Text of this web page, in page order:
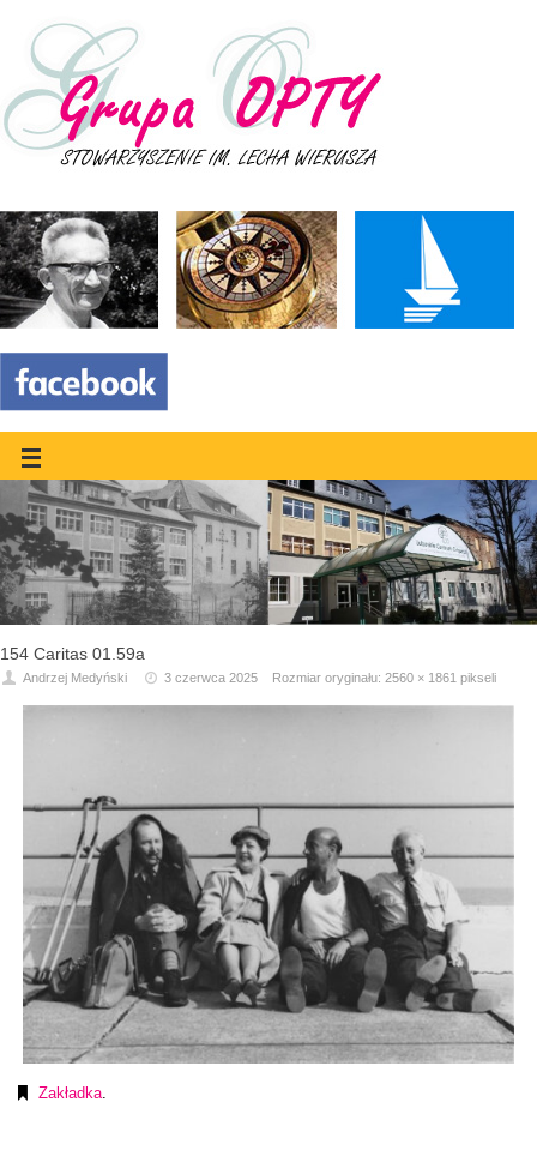
154 Caritas 01.59a
Andrzej Medyński 3 czerwca 2025 Rozmiar oryginału:2560 × 1861 pikseli
Zakładka.